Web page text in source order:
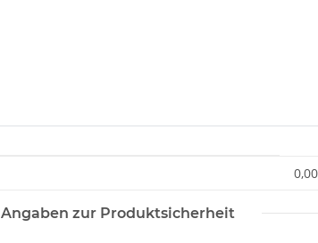
0,00
Angaben zur Produktsicherheit